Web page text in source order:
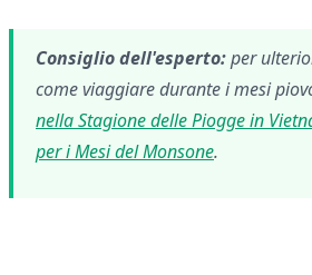
Consiglio dell'esperto:per
come viaggiare durante i mesi
nella Stagione delle Piogge in
per i Mesi del Monsone.